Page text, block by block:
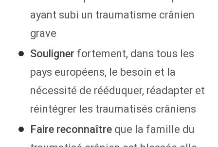
ayant subi un traumatisme crânien
grave
Souligner fortement, dans tous les
pays européens, le besoin et la
nécessité de rééduquer, réadapter et
réintégrer les traumatisés crâniens
Faire reconnaître que la famille du